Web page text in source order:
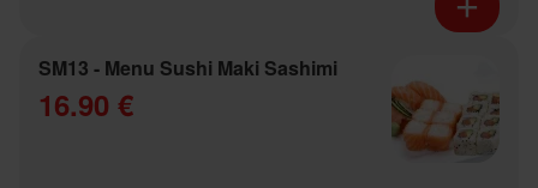
SM13 - Menu Sushi Maki Sashimi
16.90 €